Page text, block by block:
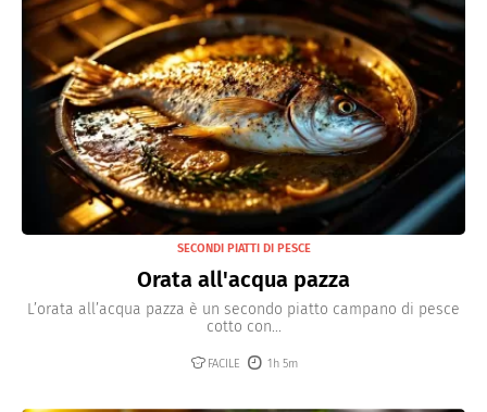
SECONDI PIATTI DI PESCE
Orata all'acqua pazza
L’orata all’acqua pazza è un secondo piatto campano di pesce
cotto con...
FACILE 1h 5m